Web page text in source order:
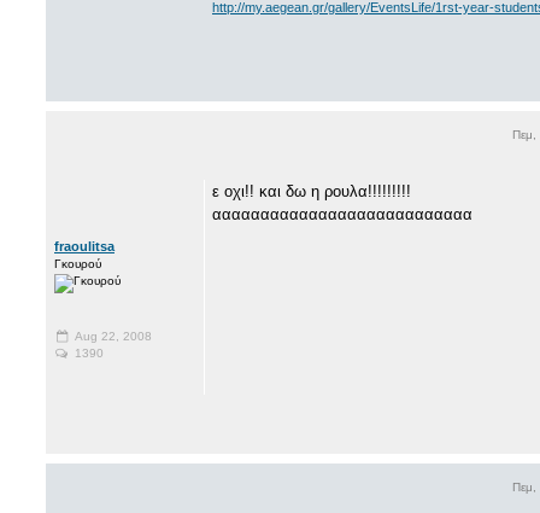
http://my.aegean.gr/gallery/EventsLife/1rst-year-
fraoulitsa
Γκουρού
Aug 22, 2008
1390
ε οχι!! και δω η ρουλα!!!!!!!!!
ααααααααααααααααααααααααααα